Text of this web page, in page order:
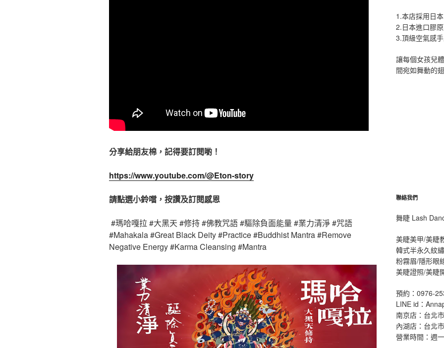
分享給朋友棉，記得要訂閱喲！
https://www.youtube.com/@Eton-story
請點選小鈴噹，按讚及訂閱感恩
#瑪哈嘎拉 #大黑天 #修持 #佛教咒語 #驅除負面能量 #業力清淨 #咒語
#Mahakala #Great Black Deity #Practice #Buddhist Mantra #Remove
Negative Energy #Karma Cleansing #Mantra
1.本店採用日
2.日本進口膠
3.頂級空氣感
讓每個女孩兒
間宛如舞動的
聯絡我們
舞睫 Lash
美睫美甲/美睫
韓式半永久紋
粉霧眉/隱形眼
美睫證照/美睫
預約：0976-
LINE id：
南京店：台北
內湖店：台北
營業時間：週